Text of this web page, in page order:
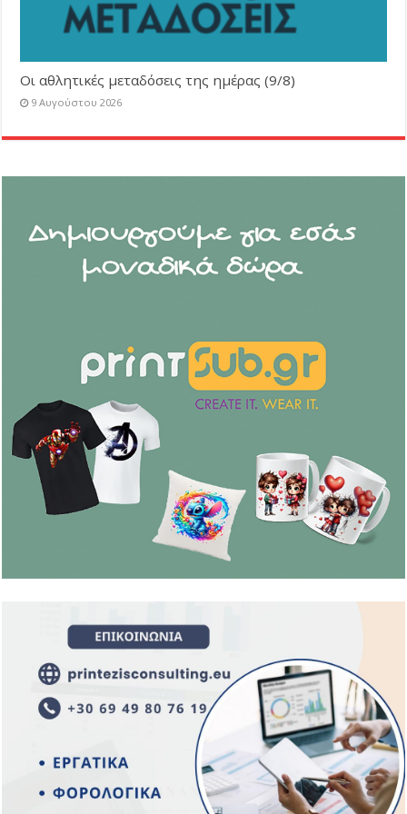
Οι αθλητικές μεταδόσεις της ημέρας (9/8)
9 Αυγούστου 2026